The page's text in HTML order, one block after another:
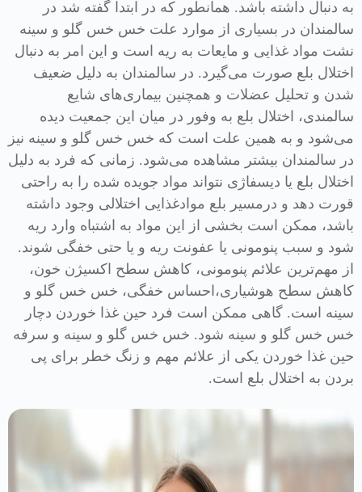
به دنبال داشته باشد. همانطور که در ابتدا گفته شد در
سالمندان در بسیاری از موارد علت خس خس گلو و سینه
نشت مواد غذایی و مایعات به ریه است و این امر به دنبال
اختلال بلع صورت می‌گیرد. در سالمندان به دلیل ضعیف
شدن و تحلیل عضلات و همچنین بیماری‌های شایع
سالمندی، اختلال بلع به وفور در میان این جمعیت دیده
می‌شود و به همین علت است که خس خس گلو و سینه نیز
در سالمندان بیشتر مشاهده می‌شود. زمانی که فرد به دلیل
اختلال بلع یا دیسفاژی نتواند مواد جویده شده را به راحتی
قورت دهد و درمسیر بلع موادغذایی اختلالی وجود داشته
باشد، ممکن است بخشی از این مواد به اشتباه وارد ریه
شود و سبب پنومونی یا عفونت ریه و یا حتی خفگی شوند.
از مهم‌ترین علائم پنومونی، کاهش سطح اکسیژن خون،
کاهش سطح هوشیاری،احساس خفگی، خس خس گلو و
سینه است. گاهی ممکن است فرد حین غذا خوردن دچار
خس خس گلو و سینه شود. خس خس گلو و سینه و سرفه
حین غذا خوردن یکی از علائم مهم و زنگ خطر برای پی
بردن به اختلال بلع است.